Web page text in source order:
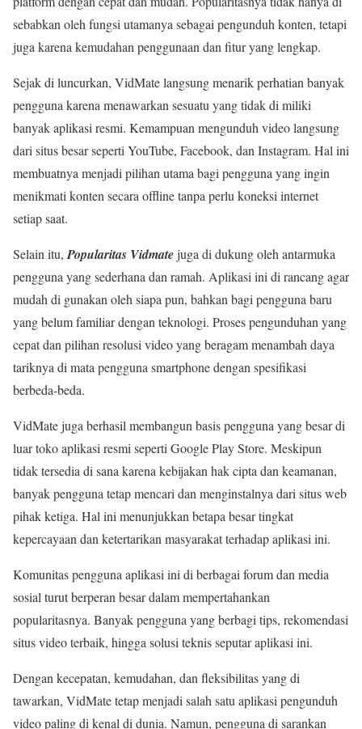
sebabkan oleh fungsi utamanya sebagai pengunduh konten, tetapi
juga karena kemudahan penggunaan dan fitur yang lengkap.
Sejak di luncurkan, VidMate langsung menarik perhatian banyak
pengguna karena menawarkan sesuatu yang tidak di miliki
banyak aplikasi resmi. Kemampuan mengunduh video langsung
dari situs besar seperti YouTube, Facebook, dan Instagram. Hal ini
membuatnya menjadi pilihan utama bagi pengguna yang ingin
menikmati konten secara offline tanpa perlu koneksi internet
setiap saat.
Selain itu, Popularitas Vidmatejuga di dukung oleh antarmuka
pengguna yang sederhana dan ramah. Aplikasi ini di rancang agar
mudah di gunakan oleh siapa pun, bahkan bagi pengguna baru
yang belum familiar dengan teknologi. Proses pengunduhan yang
cepat dan pilihan resolusi video yang beragam menambah daya
tariknya di mata pengguna smartphone dengan spesifikasi
berbeda-beda.
VidMate juga berhasil membangun basis pengguna yang besar di
luar toko aplikasi resmi seperti Google Play Store. Meskipun
tidak tersedia di sana karena kebijakan hak cipta dan keamanan,
banyak pengguna tetap mencari dan menginstalnya dari situs web
pihak ketiga. Hal ini menunjukkan betapa besar tingkat
kepercayaan dan ketertarikan masyarakat terhadap aplikasi ini.
Komunitas pengguna aplikasi ini di berbagai forum dan media
sosial turut berperan besar dalam mempertahankan
popularitasnya. Banyak pengguna yang berbagi tips, rekomendasi
situs video terbaik, hingga solusi teknis seputar aplikasi ini.
Dengan kecepatan, kemudahan, dan fleksibilitas yang di
tawarkan, VidMate tetap menjadi salah satu aplikasi pengunduh
video paling di kenal di dunia. Namun, pengguna di sarankan